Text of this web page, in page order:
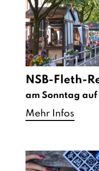
NSB-Fleth-
am Sonntag auf
Mehr Infos